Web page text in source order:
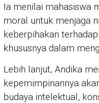
Ia menilai mahasiswa
moral untuk menjaga
keberpihakan
khususnya dalam
Lebih lanjut, Andika
kepemimpinannya
budaya intelektual,